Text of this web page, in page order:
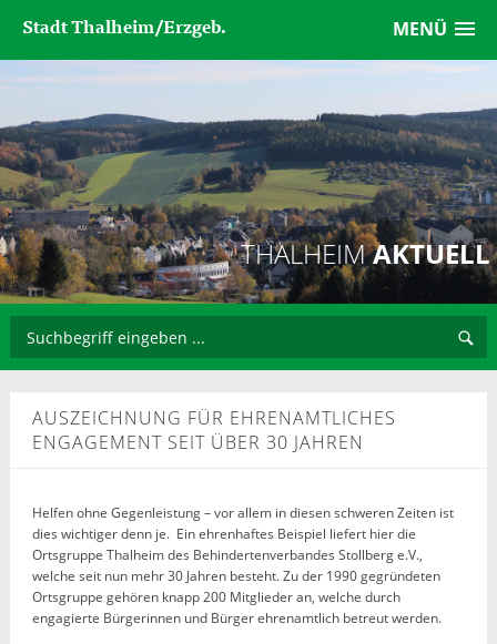
MENÜ
Stadt Thalheim/Erzgeb.
THALHEIMAKTUELL
AUSZEICHNUNG FÜR EHRENAMTLICHES
ENGAGEMENT SEIT ÜBER 30 JAHREN
Helfen ohne Gegenleistung – vor allem in diesen schweren Zeiten ist
dies wichtiger denn je. Ein ehrenhaftes Beispiel liefert hier die
Ortsgruppe Thalheim des Behindertenverbandes Stollberg e.V.,
welche seit nun mehr 30 Jahren besteht. Zu der 1990 gegründeten
Ortsgruppe gehören knapp 200 Mitglieder an, welche durch
engagierte Bürgerinnen und Bürger ehrenamtlich betreut werden.